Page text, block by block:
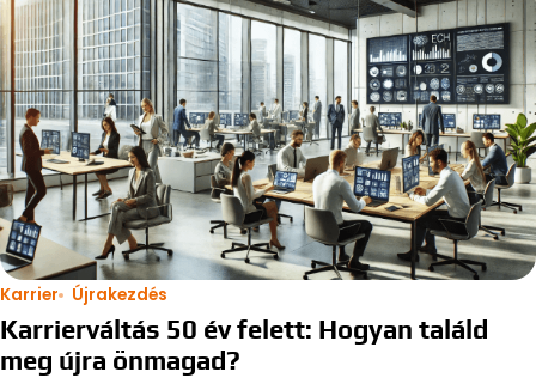
Karrier Újrakezdés
Karrierváltás 50 év felett: Hogyan találd
meg újra önmagad?